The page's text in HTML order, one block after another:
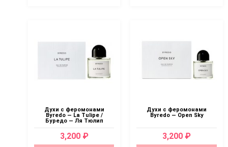
Духи с феромонами
Byredo — La Tulipe /
Буредо — Ля Тюлип
3,200 ₽
Духи с феромонами
Byredo — Open Sky
3,200 ₽